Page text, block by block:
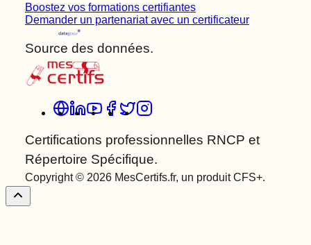
Boostez vos formations certifiantes
Demander un partenariat avec un certificateur
Source des données.
Certifications professionnelles RNCP et
Répertoire Spécifique.
Copyright © 2026 MesCertifs.fr, un produit CFS+.